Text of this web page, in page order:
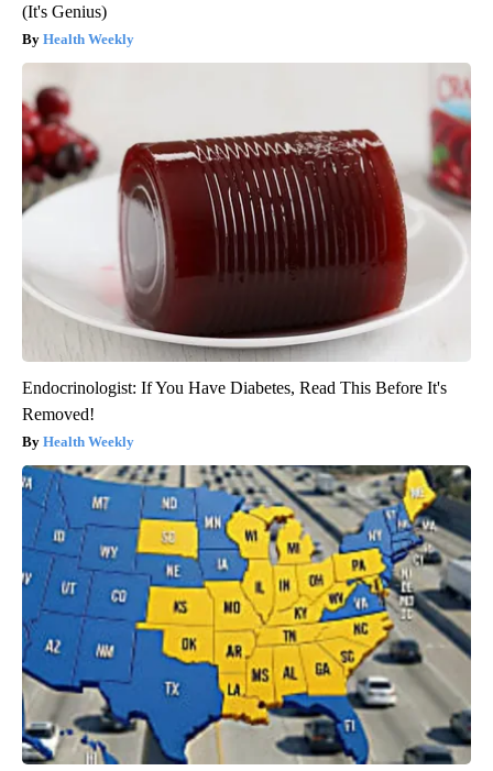
(It's Genius)
Health Weekly
Endocrinologist: If You Have Diabetes, Read This Before It's
Removed!
Health Weekly